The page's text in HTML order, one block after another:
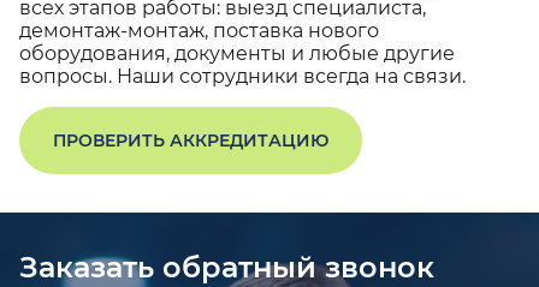
всех этапов работы: выезд специалиста,
демонтаж-монтаж, поставка нового
оборудования, документы и любые другие
вопросы. Наши сотрудники всегда на связи.
ПРОВЕРИТЬ АККРЕДИТАЦИЮ
Заказать обратный звонок